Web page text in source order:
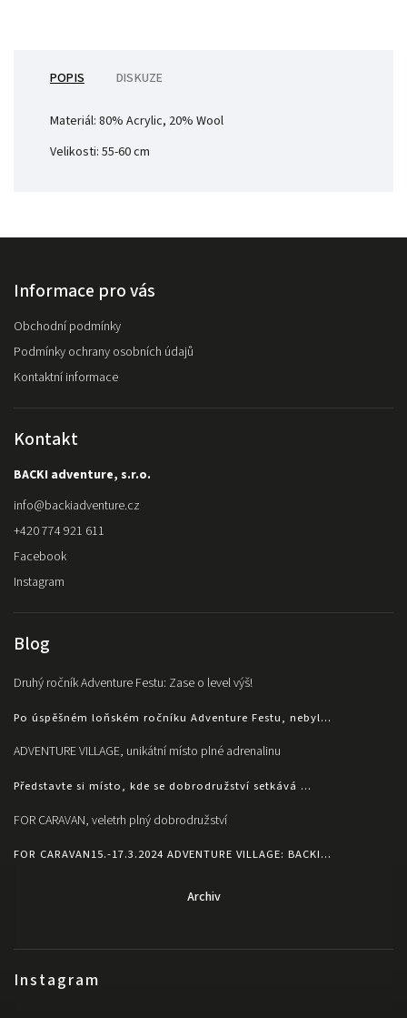
POPIS DISKUZE
Materiál: 80% Acrylic, 20% Wool
Velikosti: 55-60 cm
Instagram
Informace pro vás
Obchodní podmínky
Podmínky ochrany osobních údajů
Kontaktní informace
Kontakt
BACKI adventure, s.r.o.
info@backiadventure.cz
+420 774 921 611
Facebook
Instagram
Blog
Druhý ročník Adventure Festu: Zase o level výš!
Po úspěšném loňském ročníku Adventure Festu, nebyl...
ADVENTURE VILLAGE, unikátní místo plné adrenalinu
Představte si místo, kde se dobrodružství setkává ...
FOR CARAVAN, veletrh plný dobrodružství
FOR CARAVAN15.-17.3.2024 ADVENTURE VILLAGE: BACKI...
Archiv